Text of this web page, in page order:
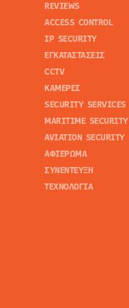
REVIEWS
ACCESS CONTROL
IP SECURITY
ΕΓΚΑΤΑΣΤΑΣΕΙΣ
CCTV
ΚΑΜΕΡΕΣ
SECURITY SERVICES
MARITIME SECURITY
AVIATION SECURITY
ΑΦΙΕΡΩΜΑ
ΣΥΝΕΝΤΕΥΞΗ
ΤΕΧΝΟΛΟΓΙΑ